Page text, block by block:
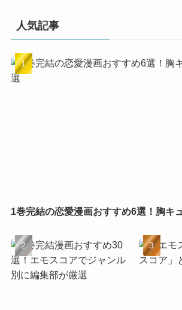
人気記事
1巻完結の恋愛漫画おすすめ6選！胸キ